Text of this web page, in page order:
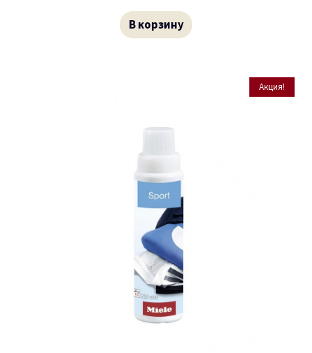
В корзину
Акция!